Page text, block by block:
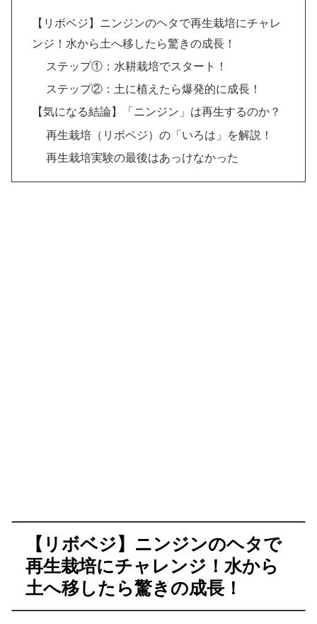
【リボベジ】ニンジンのヘタで再生栽培にチャレ
ンジ！水から土へ移したら驚きの成長！
ステップ①：水耕栽培でスタート！
ステップ②：土に植えたら爆発的に成長！
【気になる結論】「ニンジン」は再生するのか？
再生栽培（リボベジ）の「いろは」を解説！
再生栽培実験の最後はあっけなかった
【リボベジ】ニンジンのヘタで
再生栽培にチャレンジ！水から
土へ移したら驚きの成長！